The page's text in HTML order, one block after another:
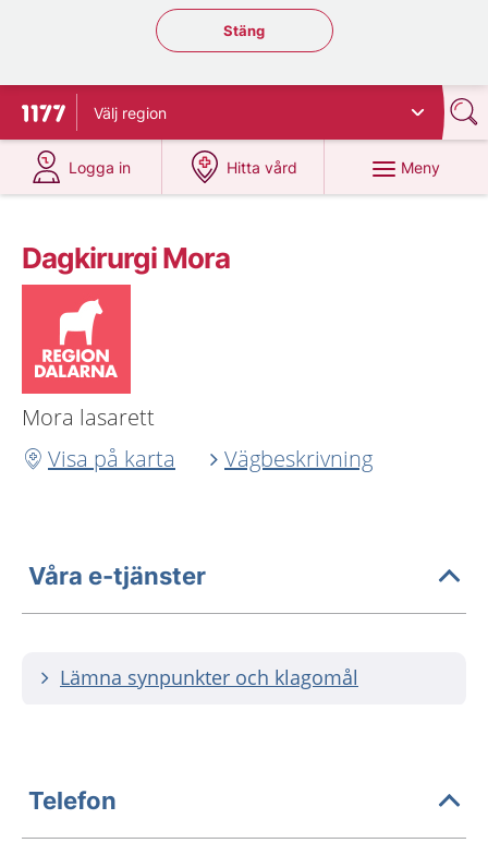
Stäng regionsväljaren
Stäng
Till startsidan för 1177
Välj region
Logga in
på 1177.se
Hitta vård
på 1177.se
Meny
Dagkirurgi Mora
Mora lasarett
Visa på karta
Vägbeskrivning
Våra e-tjänster
Lämna synpunkter och klagomål
Telefon